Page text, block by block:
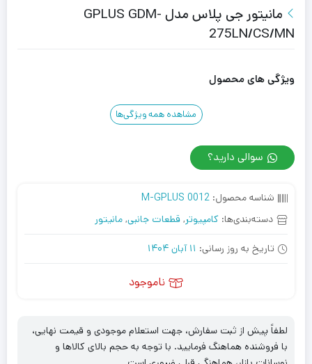
مانیتور جی پلاس مدل GPLUS GDM-
275LN/CS/MN
ویژگی های محصول
مشاهده همه ویژگی‌ها
سوالی دارید؟
شناسه محصول: M-GPLUS 0012
دسته‌بندی‌ها: کامپیوتر, قطعات جانبی, مانیتور
تاریخ به روز رسانی: 11 آبان 1404
ناموجود
لطفاً پیش از ثبت سفارش، جهت استعلام موجودی و قیمت نهایی،
با فروشنده هماهنگ فرمایید. با توجه به حجم بالای کالاها و